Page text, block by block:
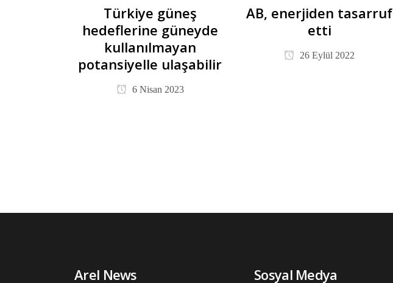
Türkiye güneş
hedeflerine güneyde
kullanılmayan
potansiyelle ulaşabilir
6 Nisan 2023
AB, enerjiden tasarruf
etti
26 Eylül 2022
Arel News Sosyal Medya